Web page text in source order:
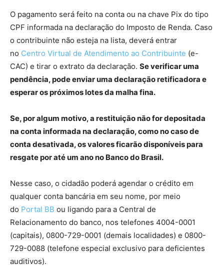
O pagamento será feito na conta ou na chave Pix do tipo
CPF informada na declaração do Imposto de Renda. Caso
o contribuinte não esteja na lista, deverá entrar
no Centro Virtual de Atendimento ao Contribuinte (e-
CAC) e tirar o extrato da declaração. Se verificar uma
pendência, pode enviar uma declaração retificadora e
esperar os próximos lotes da malha fina.
Se, por algum motivo, a restituição não for depositada
na conta informada na declaração, como no caso de
conta desativada, os valores ficarão disponíveis para
resgate por até um ano no Banco do Brasil.
Nesse caso, o cidadão poderá agendar o crédito em
qualquer conta bancária em seu nome, por meio
do Portal BB ou ligando para a Central de
Relacionamento do banco, nos telefones 4004-0001
(capitais), 0800-729-0001 (demais localidades) e 0800-
729-0088 (telefone especial exclusivo para deficientes
auditivos).